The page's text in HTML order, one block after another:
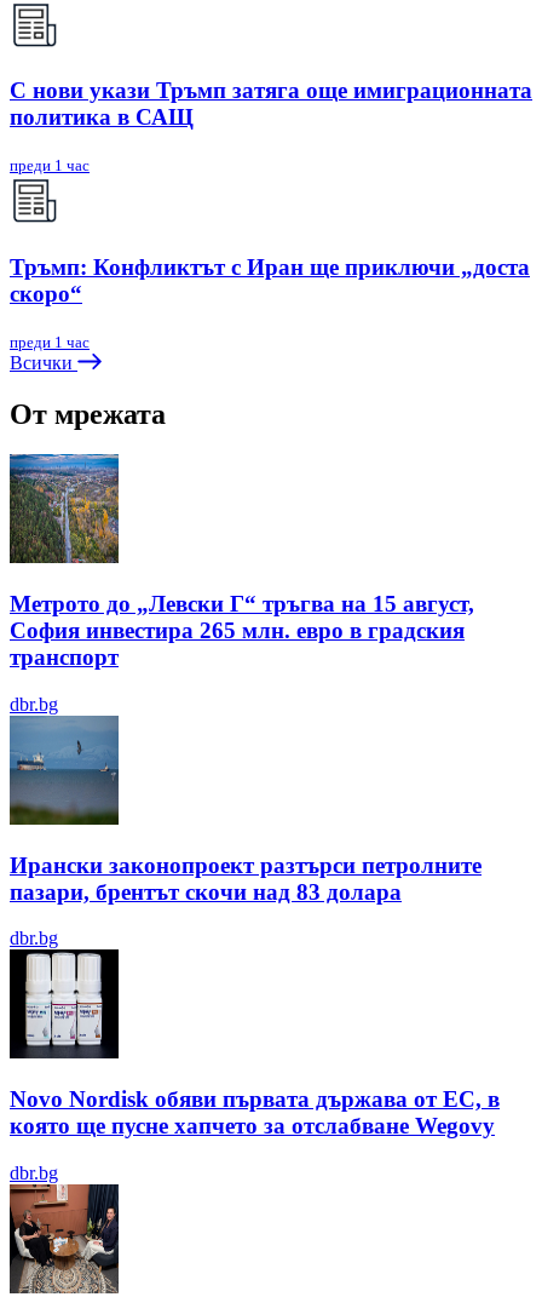
С нови укази Тръмп затяга още имиграционната
политика в САЩ
преди 1 час
Тръмп: Конфликтът с Иран ще приключи „доста
скоро“
преди 1 час
Всички
От мрежата
Метрото до „Левски Г“ тръгва на 15 август,
София инвестира 265 млн. евро в градския
транспорт
dbr.bg
Ирански законопроект разтърси петролните
пазари, брентът скочи над 83 долара
dbr.bg
Novo Nordisk обяви първата държава от ЕС, в
която ще пусне хапчето за отслабване Wegovy
dbr.bg